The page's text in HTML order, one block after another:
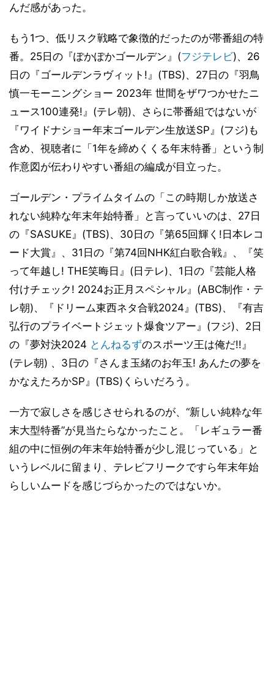
んだ感があった。
もう1つ、低リスク戦略で象徴的だったのが帯番組の特
番。25日の『ぽかぽかゴールデン』(フジテレビ)、26
日の『ゴールデンラヴィット!』(TBS)、27日の『羽鳥
慎一モーニングショー 2023年 世間をザワつかせたニ
ュース100連発!』(テレ朝)、さらに帯番組ではないが
『ワイドナショー年末ゴールデン生放送SP』(フジ)も
含め、視聴者に「1年を締めくくる年末特番」という制
作意図が伝わりやすい番組の編成が目立った。
ゴールデン・プライムタイムの「この時期しか放送さ
れない純粋な年末年始特番」と言っていいのは、27日
の『SASUKE』(TBS)、30日の『第65回輝く!日本レコ
ード大賞』、31日の『第74回NHK紅白歌合戦』、『笑
って年越し! THE笑晦日』(日テレ)、1日の『芸能人格
付けチェック! 2024お正月スペシャル』(ABC制作・テ
レ朝)、『ドリーム東西ネタ合戦2024』(TBS)、『有吉
弘行のプライベートジェット爆食ツアー』(フジ)、2日
の『夢対決2024 とんねるずのスポーツ王は俺だ!!』
(テレ朝) 、3日の『さんま玉緒のお年玉! あんたの夢を
かなえたろかSP』(TBS)くらいだろう。
一方で寂しさを感じさせられるのが、“新しい純粋な年
末大型特番”が見当たらなかったこと。「レギュラー番
組の中に恒例の年末年始特番が少し混じっている」と
いうレベルに留まり、テレビフリークですら年末年始
らしいムードを感じづらかったのではないか。